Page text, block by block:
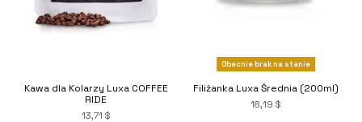
Kawa dla Kolarzy Luxa COFFEE
RIDE
13,71 $
Obecnie brak na stanie
Filiżanka Luxa Średnia (200ml)
18,19 $